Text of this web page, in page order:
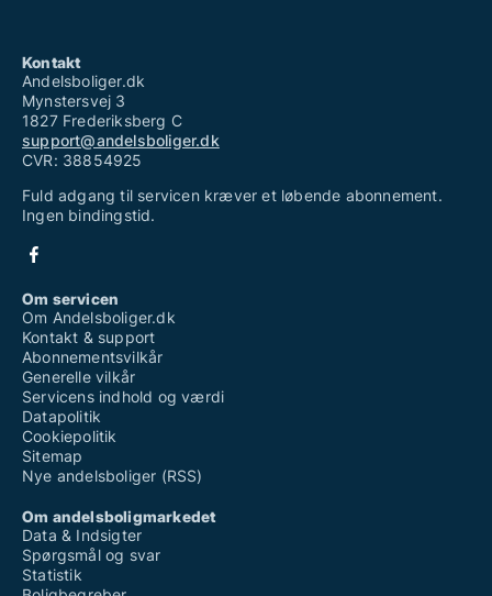
Kontakt
Andelsboliger.dk
Mynstersvej 3
1827 Frederiksberg C
support@andelsboliger.dk
CVR: 38854925
Fuld adgang til servicen kræver et løbende abonnement.
Ingen bindingstid.
Om servicen
Om Andelsboliger.dk
Kontakt & support
Abonnementsvilkår
Generelle vilkår
Servicens indhold og værdi
Datapolitik
Cookiepolitik
Sitemap
Nye andelsboliger (RSS)
Om andelsboligmarkedet
Data & Indsigter
Spørgsmål og svar
Statistik